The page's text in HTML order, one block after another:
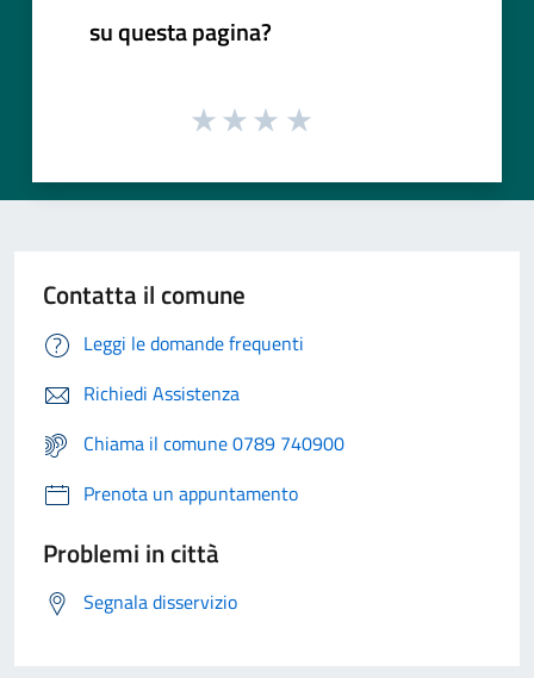
su questa pagina?
Contatta il comune
Leggi le domande frequenti
Richiedi Assistenza
Chiama il comune 0789 740900
Prenota un appuntamento
Problemi in città
Segnala disservizio